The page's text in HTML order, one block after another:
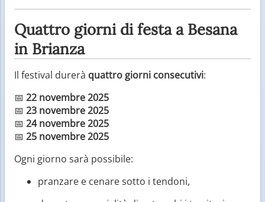
Quattro giorni di festa a Besana
in Brianza
Il festival durerà quattro giorni consecutivi:
📅 22 novembre 2025
📅 23 novembre 2025
📅 24 novembre 2025
📅 25 novembre 2025
Ogni giorno sarà possibile:
pranzare e cenare sotto i tendoni,